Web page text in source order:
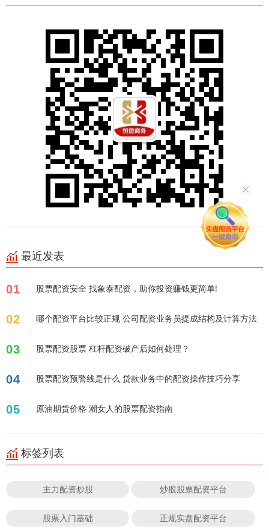
最近发表
01 股票配资安全 找象泰配资，助你投资赚钱更简单!
02 哪个配资平台比较正规 公司配资业务员提成结构及计算方法
03 股票配资股票 杠杆配资破产后如何处理？
04 股票配资预警线是什么 贷款业务中的配资操作技巧分享
05 原油期货价格 潮女人的股票配资指南
标签列表
主力配资炒股 炒股股票配资平台
股票入门基础 正规实盘配资平台